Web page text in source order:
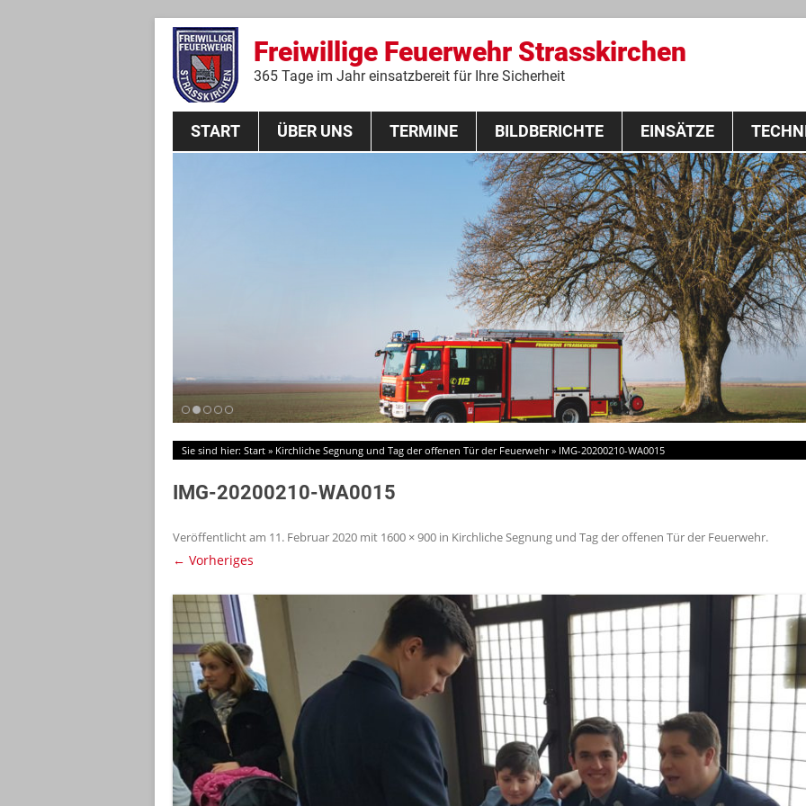
Freiwillige Feuerwehr Strasskirchen
365 Tage im Jahr einsatzbereit für Ihre Sicherheit
Zum
springen
START ÜBER UNS TERMINE
THL Lehrgang 2020
BILDBERICHTE EINSÄTZE
Fahrzeuge
Ausrüstung
Sie sind hier: Start » Kirchliche Segnung und Tag der offenen Tür der Feuerwehr» IMG-20200210-WA0015
IMG-20200210-WA0015
Veröffentlicht am 11. Februar 2020 mit 1600 × 900 in Kirchliche Segnung und Tag der offenen Tür der Feuerwehr.
← Vorheriges